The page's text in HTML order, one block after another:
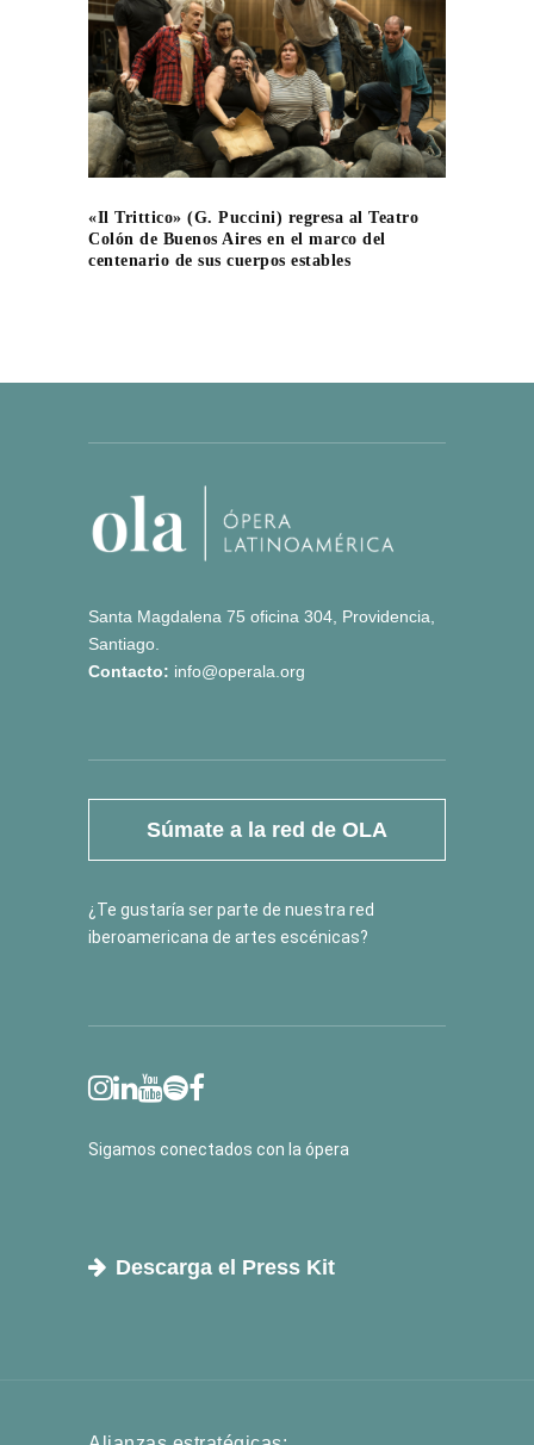
«Il Trittico» (G. Puccini) regresa al Teatro
Colón de Buenos Aires en el marco del
centenario de sus cuerpos estables
Santa Magdalena 75 oficina 304, Providencia,
Santiago.
Contacto: info@operala.org
Súmate a la red de OLA
¿Te gustaría ser parte de nuestra red
iberoamericana de artes escénicas?
Sigamos conectados con la ópera
Descarga el Press Kit